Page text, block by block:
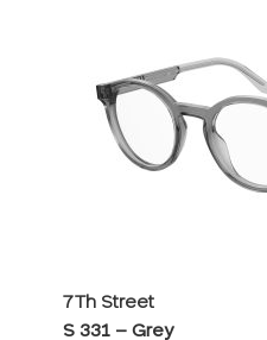
7Th Street
S 331 – Grey